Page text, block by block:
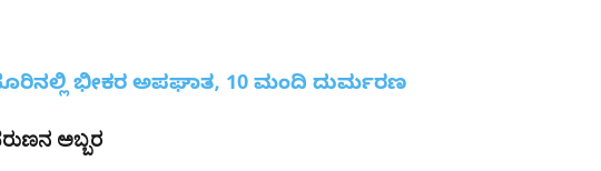
ಭೀಕರ ಅಪಘಾತ, 10 ಮಂದಿ ದುರ್ಮರಣ
ಅಬ್ಬರ